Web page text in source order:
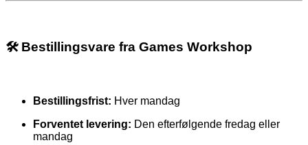
🛠️ Bestillingsvare fra Games Workshop
Bestillingsfrist: Hver mandag
Forventet levering: Den efterfølgende fredag eller
mandag